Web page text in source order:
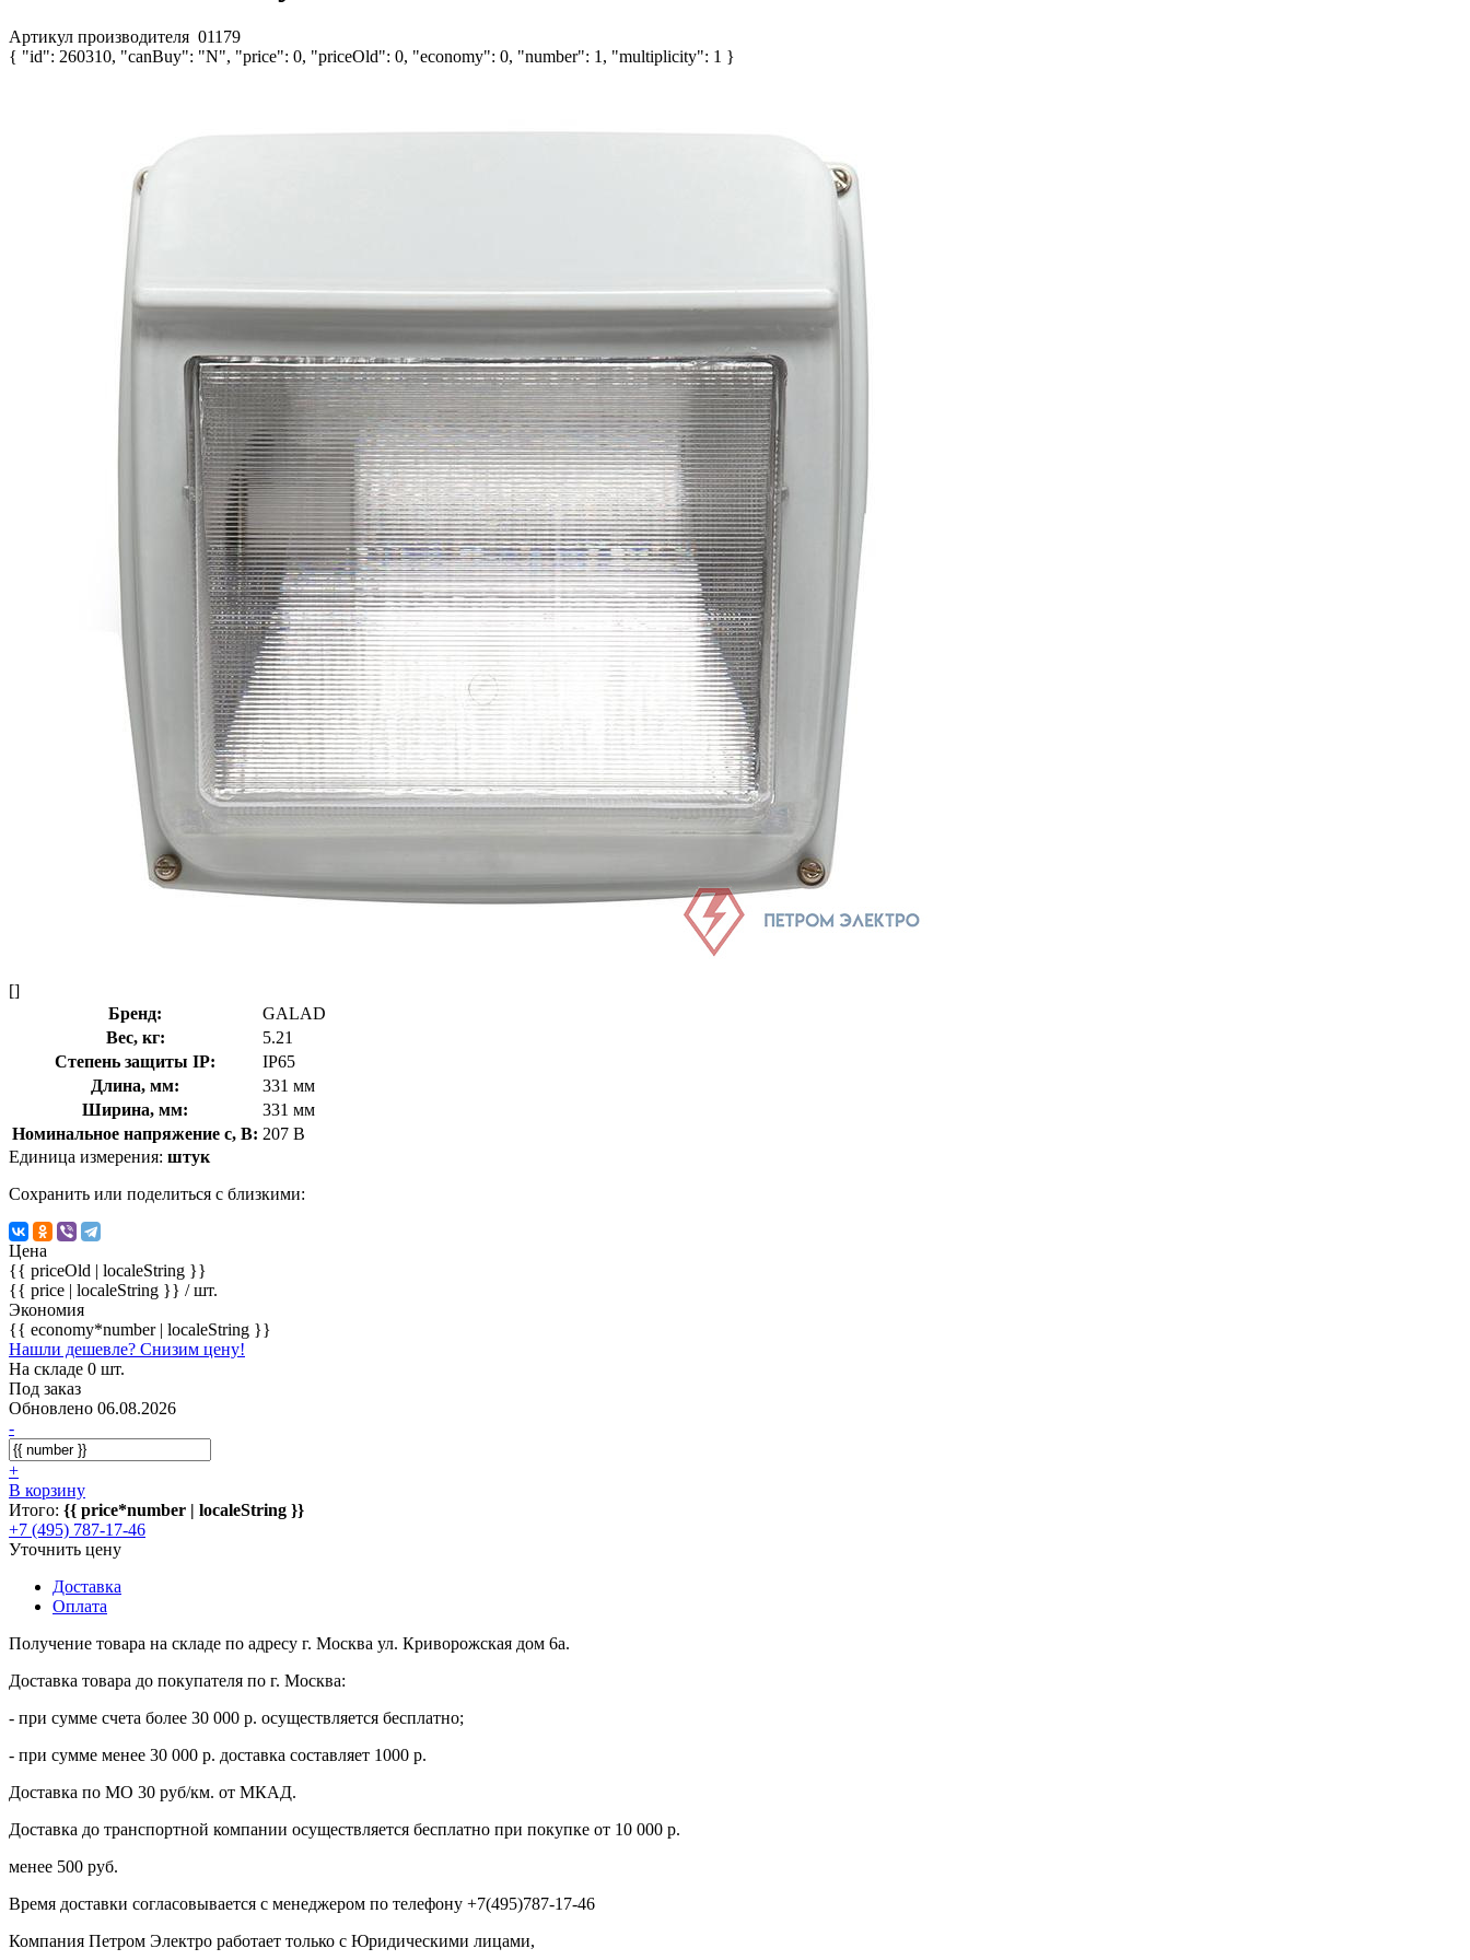
Артикул производителя 01179
{ "id": 260310, "canBuy": "N", "price": 0, "priceOld": 0, "economy": 0, "number": 1, "multiplicity": 1 }
[]
Бренд:
GALAD
Вес, кг:
5.21
Степень защиты IP:
IP65
Длина, мм:
331 мм
Ширина, мм:
331 мм
Номинальное напряжение с, В: 207 В
Единица измерения: штук
Сохранить или поделиться с близкими:
Цена
{{ priceOld | localeString }}
{{ price | localeString }} / шт.
Экономия
{{ economy*number | localeString }}
Нашли дешевле? Снизим цену!
На складе 0 шт.
Под заказ
Обновлено 06.08.2026
-
+
В корзину
Итого: {{ price*number | localeString }}
+7 (495) 787-17-46
Уточнить цену
Доставка
Оплата
Получение товара на складе по адресу г. Москва ул. Криворожская дом 6а.
Доставка товара до покупателя по г. Москва:
- при сумме счета более 30 000 р. осуществляется бесплатно;
- при сумме менее 30 000 р. доставка составляет 1000 р.
Доставка по МО 30 руб/км. от МКАД.
Доставка до транспортной компании осуществляется бесплатно при покупке от 10 000 р.
менее 500 руб.
Время доставки согласовывается с менеджером по телефону +7(495)787-17-46
Компания Петром Электро работает только с Юридическими лицами,